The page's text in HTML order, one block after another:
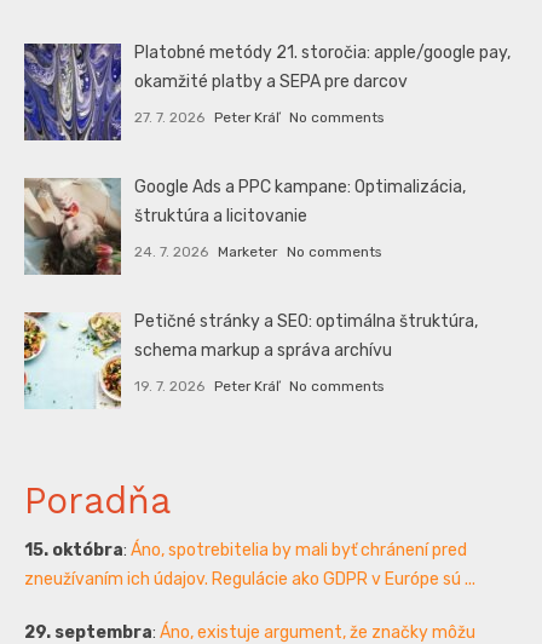
Platobné metódy 21. storočia: apple/google pay,
okamžité platby a SEPA pre darcov
27. 7. 2026 Peter Kráľ No comments
Google Ads a PPC kampane: Optimalizácia,
štruktúra a licitovanie
24. 7. 2026 Marketer No comments
Petičné stránky a SEO: optimálna štruktúra,
schema markup a správa archívu
19. 7. 2026 Peter Kráľ No comments
Poradňa
15. októbra: Áno, spotrebitelia by mali byť chránení pred
zneužívaním ich údajov. Regulácie ako GDPR v Európe sú ...
29. septembra: Áno, existuje argument, že značky môžu